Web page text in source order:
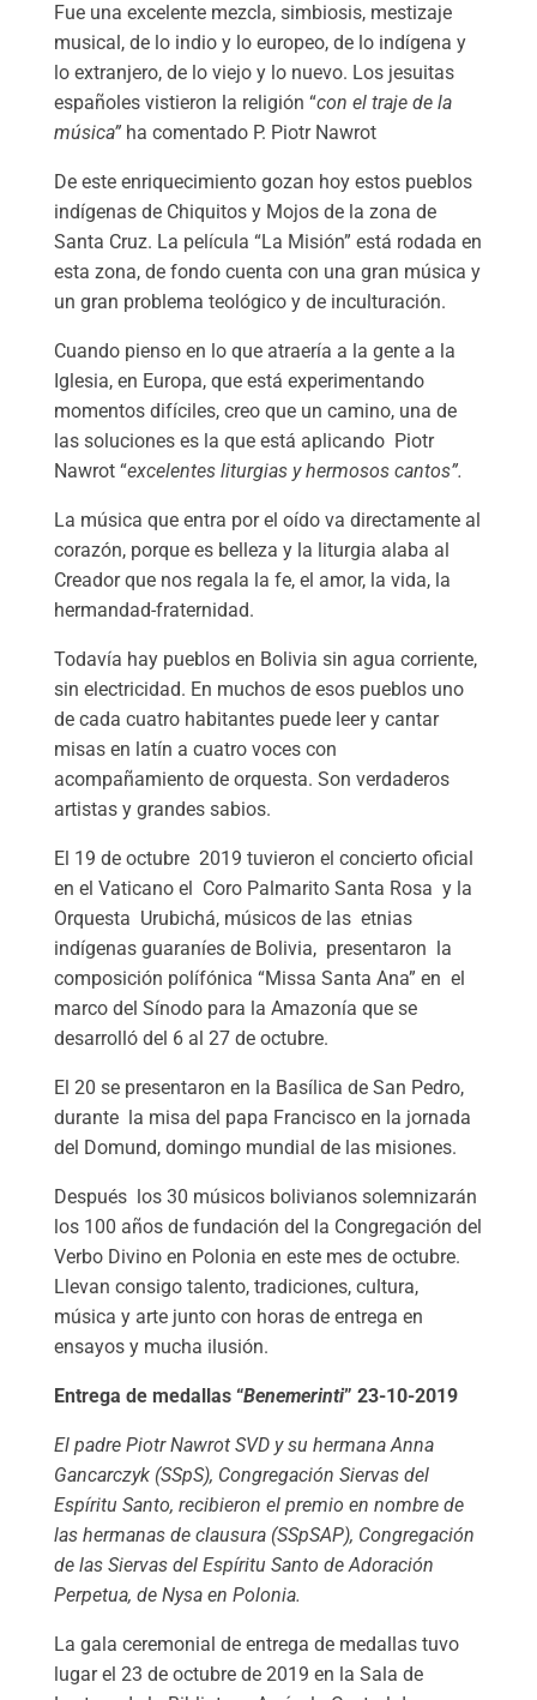
Fue una excelente mezcla, simbiosis, mestizaje
musical, de lo indio y lo europeo, de lo indígena y
lo extranjero, de lo viejo y lo nuevo. Los jesuitas
españoles vistieron la religión “con el traje de la
música”ha comentado P. Piotr Nawrot
De este enriquecimiento gozan hoy estos pueblos
indígenas de Chiquitos y Mojos de la zona de
Santa Cruz. La película “La Misión” está rodada en
esta zona, de fondo cuenta con una gran música y
un gran problema teológico y de inculturación.
Cuando pienso en lo que atraería a la gente a la
Iglesia, en Europa, que está experimentando
momentos difíciles, creo que un camino, una de
las soluciones es la que está aplicando Piotr
Nawrot “excelentes liturgias y hermosos cantos”.
La música que entra por el oído va directamente al
corazón, porque es belleza y la liturgia alaba al
Creador que nos regala la fe, el amor, la vida, la
hermandad-fraternidad.
Todavía hay pueblos en Bolivia sin agua corriente,
sin electricidad. En muchos de esos pueblos uno
de cada cuatro habitantes puede leer y cantar
misas en latín a cuatro voces con
acompañamiento de orquesta. Son verdaderos
artistas y grandes sabios.
El 19 de octubre 2019 tuvieron el concierto oficial
en el Vaticano el Coro Palmarito Santa Rosa y la
Orquesta Urubichá, músicos de las etnias
indígenas guaraníes de Bolivia, presentaron la
composición polífónica “Missa Santa Ana” en el
marco del Sínodo para la Amazonía que se
desarrolló del 6 al 27 de octubre.
El 20 se presentaron en la Basílica de San Pedro,
durante la misa del papa Francisco en la jornada
del Domund, domingo mundial de las misiones.
Después los 30 músicos bolivianos solemnizarán
los 100 años de fundación del la Congregación del
Verbo Divino en Polonia en este mes de octubre.
Llevan consigo talento, tradiciones, cultura,
música y arte junto con horas de entrega en
ensayos y mucha ilusión.
Entrega de medallas “Benemerinti” 23-10-2019
El padre Piotr Nawrot SVD y su hermana Anna
Gancarczyk (SSpS), Congregación Siervas del
Espíritu Santo, recibieron el premio en nombre de
las hermanas de clausura (SSpSAP), Congregación
de las Siervas del Espíritu Santo de Adoración
Perpetua, de Nysa en Polonia.
La gala ceremonial de entrega de medallas tuvo
lugar el 23 de octubre de 2019 en la Sala de